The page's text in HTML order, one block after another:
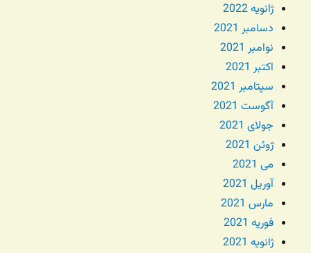
ژانویه 2022
دسامبر 2021
نوامبر 2021
اکتبر 2021
سپتامبر 2021
آگوست 2021
جولای 2021
ژوئن 2021
می 2021
آوریل 2021
مارس 2021
فوریه 2021
ژانویه 2021